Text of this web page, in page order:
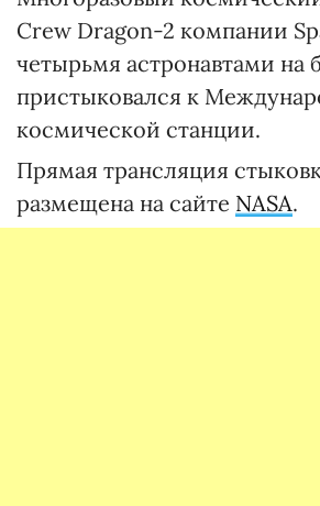
Crew Dragon-2 компании
четырьмя астронавтами на
пристыковался к
космической станции.
Прямая трансляция
размещена на сайте NASA.